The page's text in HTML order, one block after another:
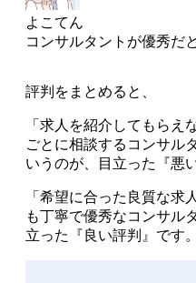
よこてん
コンサルタントが優秀だ
評判をまとめると、
「求人を紹介してもらえ
ごとに相談するコンサル
いうのが、目立った『悪
「希望に合った良質な求
も丁寧で優秀なコンサル
立った『良い評判』です。